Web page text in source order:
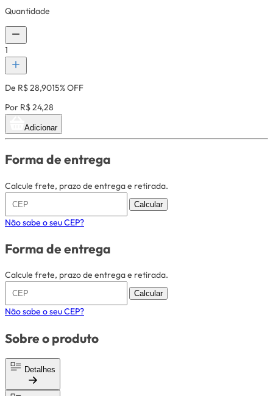
Quantidade
1
De R$ 28,9015% OFF
Por R$ 24,28
Adicionar
Forma de entrega
Calcule frete, prazo de entrega e retirada.
Calcular
Não sabe o seu CEP?
Forma de entrega
Calcule frete, prazo de entrega e retirada.
Calcular
Não sabe o seu CEP?
Sobre o produto
Detalhes